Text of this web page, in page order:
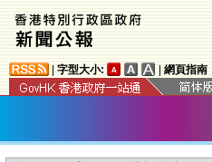
字型大小: 網頁指南